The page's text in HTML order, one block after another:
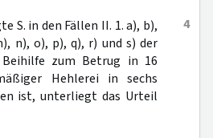
4
S. in den Fällen II. 1. a), b),
n), o), p), q), r) und s) der
zum Betrug in 16
Hehlerei in sechs
ist, unterliegt das Urteil